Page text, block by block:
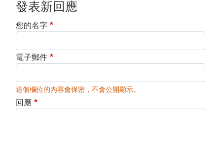
發表新回應
您的名字
電子郵件
這個欄位的內容會保密，不會公開顯示。
回應